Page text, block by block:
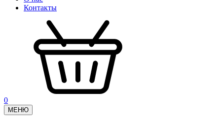
Контакты
0
МЕНЮ